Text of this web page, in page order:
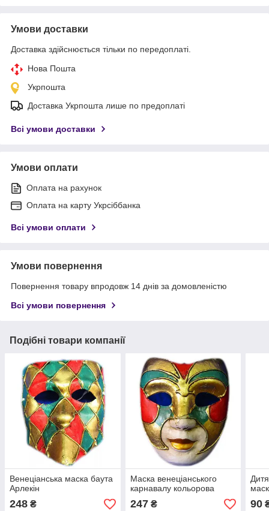
Умови доставки
Доставка здійснюється тільки по передоплаті.
Нова Пошта
Укрпошта
Доставка Укрпошта лише по предоплаті
Всі умови доставки
Умови оплати
Оплата на рахунок
Оплата на карту Укрсіббанка
Всі умови оплати
Умови повернення
Повернення товару впродовж 14 днів за домовленістю
Всі умови повернення
Подібні товари компанії
Венеціанська маска баута
Арлекін
248 ₴
Маска венеціанського
карнавалу кольорова
247₴ 90